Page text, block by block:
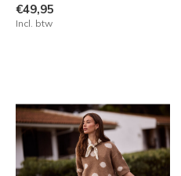
€49,95
Incl. btw